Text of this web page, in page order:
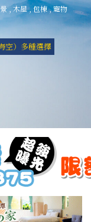
,木屋,包棟,寵物
空）多種選擇